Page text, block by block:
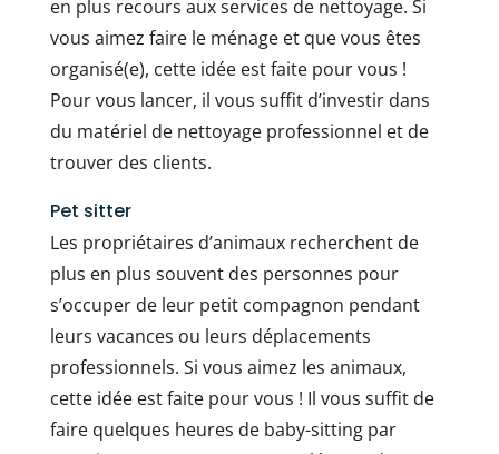
en plus recours aux services de nettoyage. Si
vous aimez faire le ménage et que vous êtes
organisé(e), cette idée est faite pour vous !
Pour vous lancer, il vous suffit d’investir dans
du matériel de nettoyage professionnel et de
trouver des clients.
Pet sitter
Les propriétaires d’animaux recherchent de
plus en plus souvent des personnes pour
s’occuper de leur petit compagnon pendant
leurs vacances ou leurs déplacements
professionnels. Si vous aimez les animaux,
cette idée est faite pour vous ! Il vous suffit de
faire quelques heures de baby-sitting par